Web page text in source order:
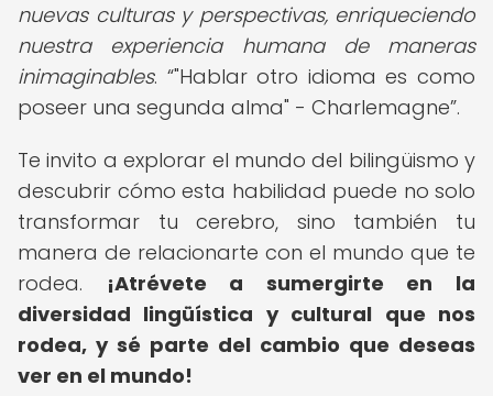
nuevas culturas y perspectivas, enriqueciendo
nuestra experiencia humana de maneras
inimaginables.
"Hablar otro idioma es como
poseer una segunda alma" - Charlemagne .
Te invito a explorar el mundo del bilingüismo y
descubrir cómo esta habilidad puede no solo
transformar tu cerebro, sino también tu
manera de relacionarte con el mundo que te
rodea. ¡Atrévete a sumergirte en la
diversidad lingüística y cultural que nos
rodea, y sé parte del cambio que deseas
ver en el mundo!